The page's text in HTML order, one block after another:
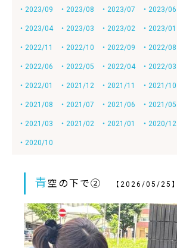
・2023/09 ・2023/08 ・2023/07 ・2023/06
・2023/04 ・2023/03 ・2023/02 ・2023/01
・2022/11 ・2022/10 ・2022/09 ・2022/08
・2022/06 ・2022/05 ・2022/04 ・2022/03
・2022/01 ・2021/12 ・2021/11 ・2021/10
・2021/08 ・2021/07 ・2021/06 ・2021/05
・2021/03 ・2021/02 ・2021/01 ・2020/12
・2020/10
青空の下で② 【2026/05/25】